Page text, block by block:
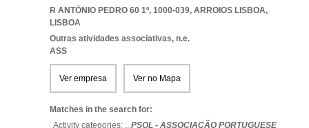
R ANTÓNIO PEDRO 60 1º, 1000-039, ARROIOS LISBOA,
LISBOA
Outras atividades associativas, n.e.
ASS
Ver empresa Ver no Mapa
Matches in the search for:
Activity categories: ...PSOL - ASSOCIAÇÃO PORTUGUESE